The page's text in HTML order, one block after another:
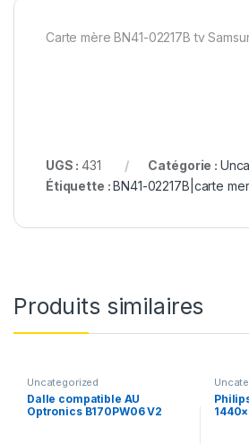
Carte mère BN41-02217B tv
UGS :431 Catégorie :
Étiquette :BN41-02217B|carte
Produits similaires
Uncategorized
Dalle compatible AU
Optronics B170PW06 V2